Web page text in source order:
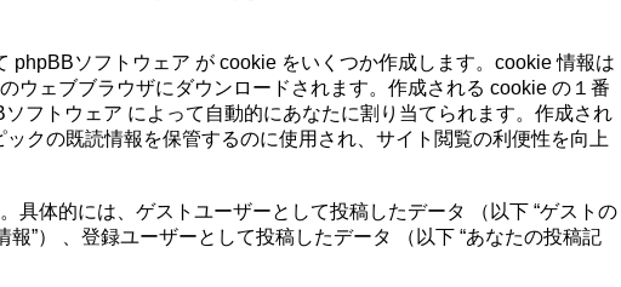
phpBBソフトウェア が cookie をいくつか作成します。cookie 情報は
ウェブブラウザにダウンロードされます。作成される cookie の１番
フトウェア によって自動的にあなたに割り当てられます。作成され
クの既読情報を保管するのに使用され、サイト閲覧の利便性を向上
体的には、ゲストユーザーとして投稿したデータ （以下 “ゲストの
”） 、登録ユーザーとして投稿したデータ （以下 “あなたの投稿記